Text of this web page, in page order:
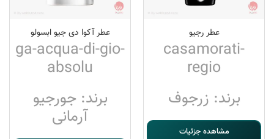
عطر رجیو
casamorati-
regio
برند: زرجوف
مشاهده جزئیات
عطر آکوا دی جیو ابسولو
ga-acqua-di-gio-
absolu
برند: جورجیو
آرمانی